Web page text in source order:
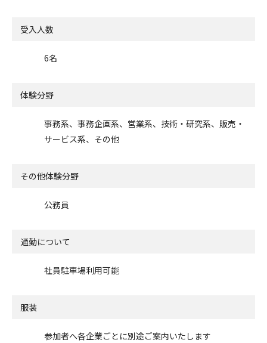
受入人数
6名
体験分野
事務系、事務企画系、営業系、技術・研究系、販売・
サービス系、その他
その他体験分野
公務員
通勤について
社員駐車場利用可能
服装
参加者へ各企業ごとに別途ご案内いたします